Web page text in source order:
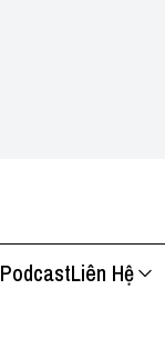
PodcastLiên Hệ